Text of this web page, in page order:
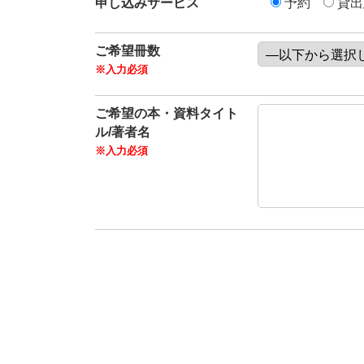
申し込みサービス 予約 貸
ご希望冊数
ご希望の本・資料タイト
ル/著者名